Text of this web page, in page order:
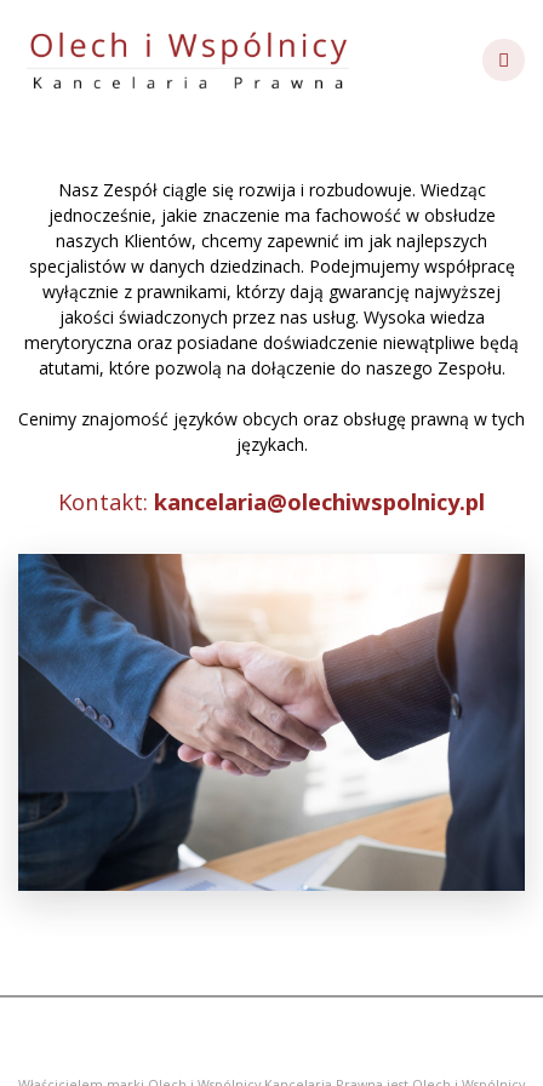
to
content
Nasz Zespół ciągle się rozwija i rozbudowuje. Wiedząc
jednocześnie, jakie znaczenie ma fachowość w obsłudze
naszych Klientów, chcemy zapewnić im jak najlepszych
specjalistów w danych dziedzinach. Podejmujemy współpracę
wyłącznie z prawnikami, którzy dają gwarancję najwyższej
jakości świadczonych przez nas usług. Wysoka wiedza
merytoryczna oraz posiadane doświadczenie niewątpliwe będą
atutami, które pozwolą na dołączenie do naszego Zespołu.
Cenimy znajomość języków obcych oraz obsługę prawną w tych
językach.
Kontakt: kancelaria@olechiwspolnicy.pl